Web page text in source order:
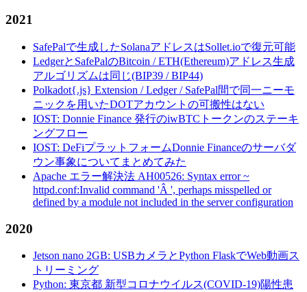
2021
SafePalで生成したSolanaアドレスはSollet.ioで復元可能
LedgerとSafePalのBitcoin / ETH(Ethereum)アドレス生成
アルゴリズムは同じ(BIP39 / BIP44)
Polkadot{.js} Extension / Ledger / SafePal間で同一ニーモ
ニックを用いたDOTアカウントの可搬性はない
IOST: Donnie Finance 発行のiwBTCトークンのステーキ
ングフロー
IOST: DeFiプラットフォームDonnie Financeのサーバダ
ウン事象についてまとめてみた
Apache エラー解決法 AH00526: Syntax error ~
httpd.conf:Invalid command 'Â ', perhaps misspelled or
defined by a module not included in the server configuration
2020
Jetson nano 2GB: USBカメラとPython FlaskでWeb動画ス
トリーミング
Python: 東京都 新型コロナウイルス(COVID-19)陽性患